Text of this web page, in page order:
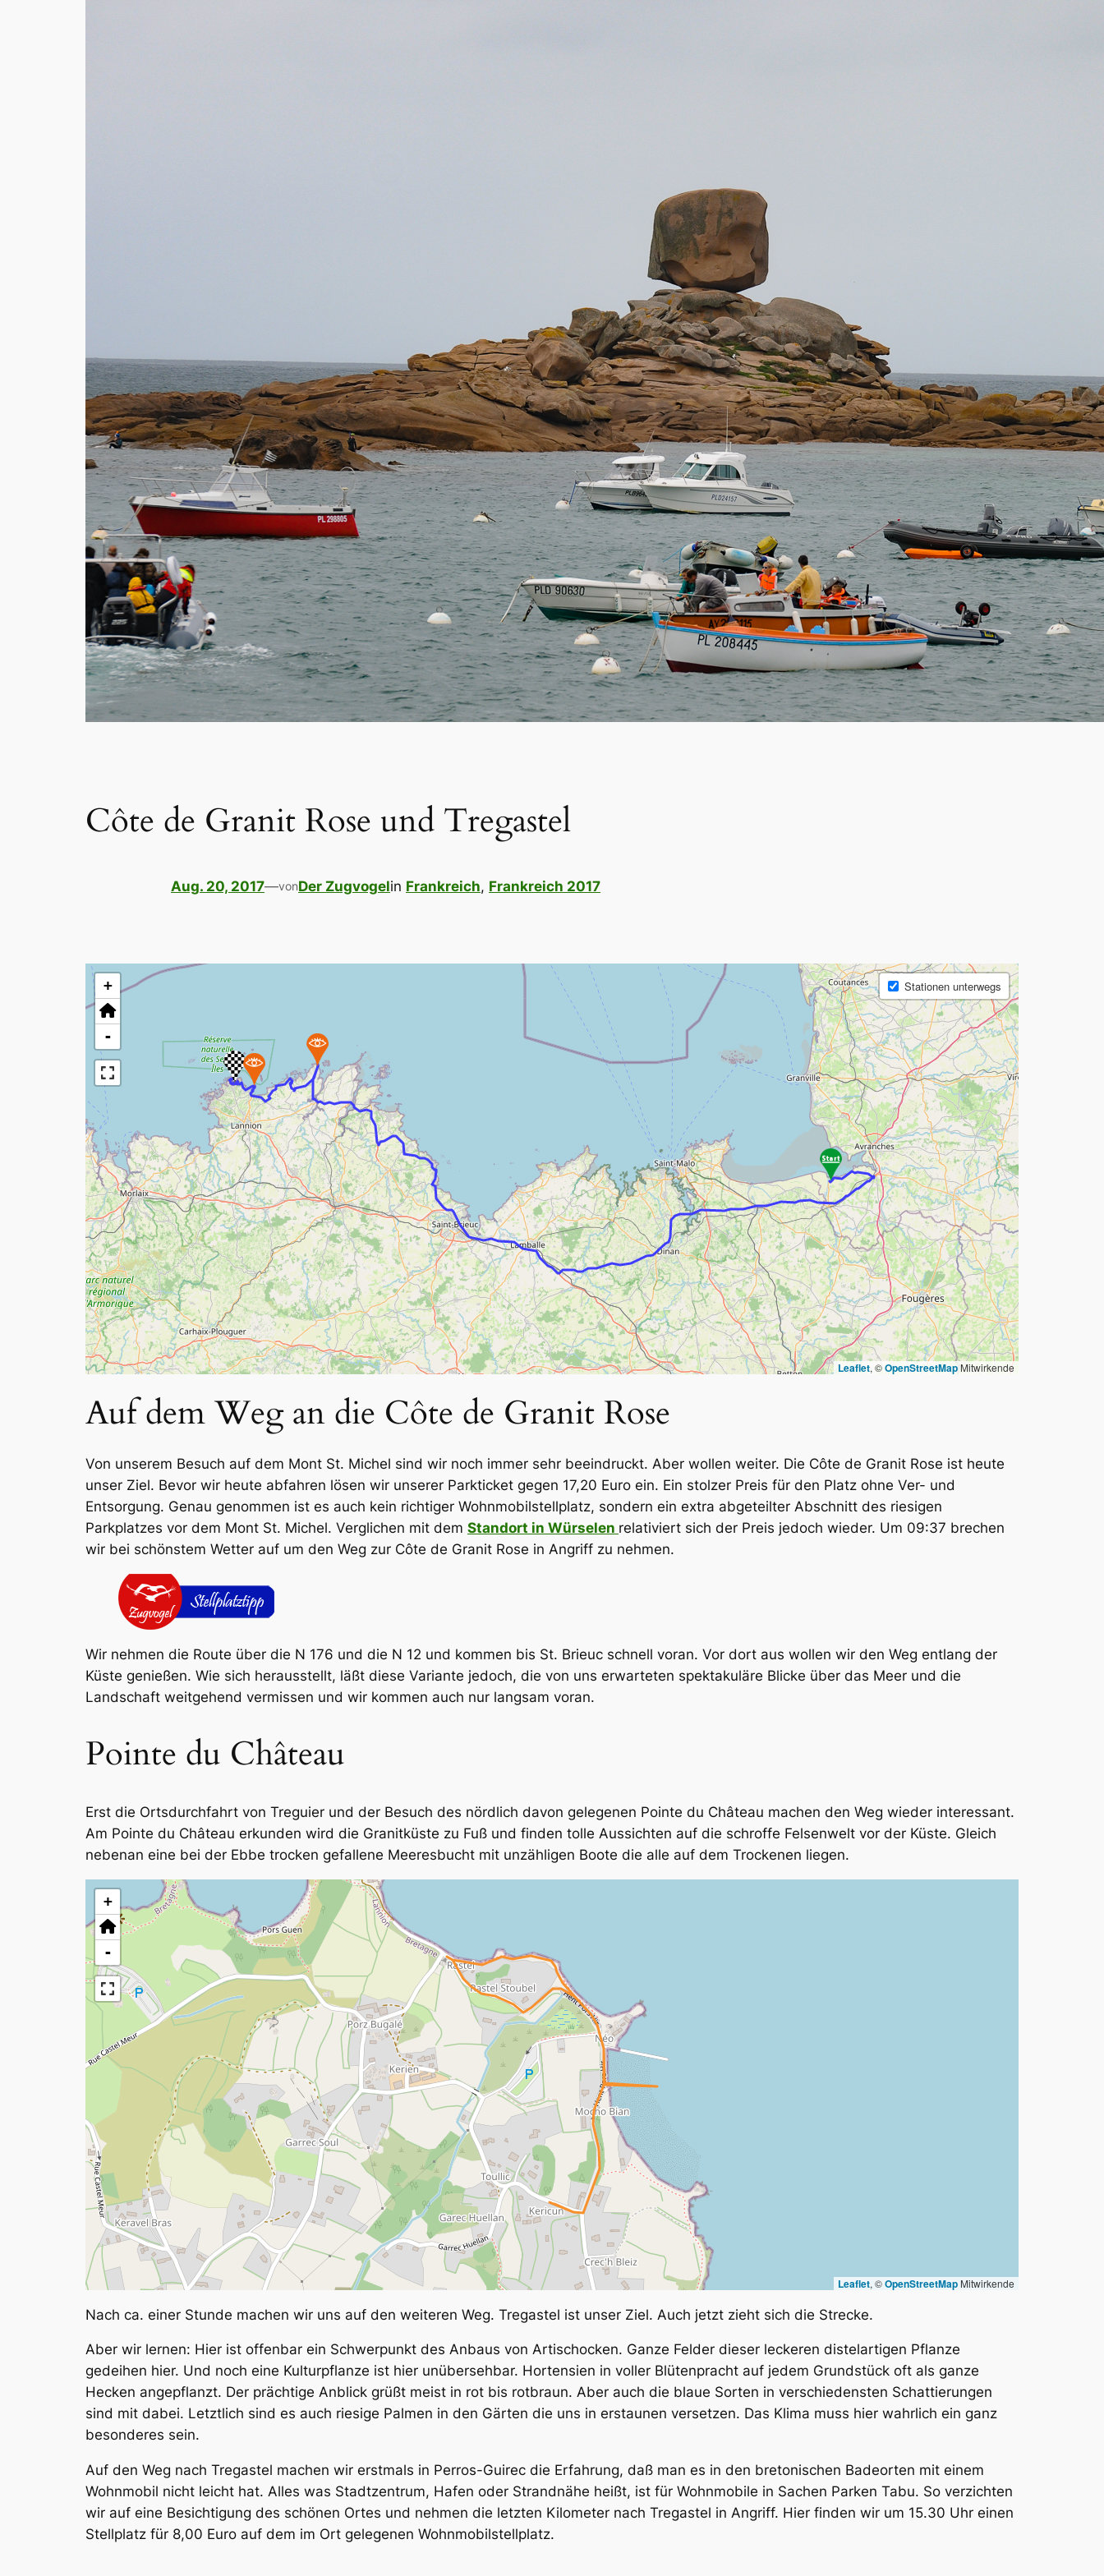
Côte de Granit Rose und Tregastel
Aug. 20, 2017—vonDer Zugvogelin Frankreich, Frankreich 2017
+
-
Stationen unterwegs
Leaflet, ©OpenStreetMapMitwirkende
Auf dem Weg an die Côte de Granit Rose
Von unserem Besuch auf dem Mont St. Michel sind wir noch immer sehr beeindruckt. Aber wollen weiter. Die Côte de Granit Rose ist heute
unser Ziel. Bevor wir heute abfahren lösen wir unserer Parkticket gegen 17,20 Euro ein. Ein stolzer Preis für den Platz ohne Ver- und
Entsorgung. Genau genommen ist es auch kein richtiger Wohnmobilstellplatz, sondern ein extra abgeteilter Abschnitt des riesigen
Parkplatzes vor dem Mont St. Michel. Verglichen mit dem Standort in Würselen relativiert sich der Preis jedoch wieder. Um 09:37 brechen
wir bei schönstem Wetter auf um den Weg zur Côte de Granit Rose in Angriff zu nehmen.
Wir nehmen die Route über die N 176 und die N 12 und kommen bis St. Brieuc schnell voran. Vor dort aus wollen wir den Weg entlang der
Küste genießen. Wie sich herausstellt, läßt diese Variante jedoch, die von uns erwarteten spektakuläre Blicke über das Meer und die
Landschaft weitgehend vermissen und wir kommen auch nur langsam voran.
Pointe du Château
Erst die Ortsdurchfahrt von Treguier und der Besuch des nördlich davon gelegenen Pointe du Château machen den Weg wieder interessant.
Am Pointe du Château erkunden wird die Granitküste zu Fuß und finden tolle Aussichten auf die schroffe Felsenwelt vor der Küste. Gleich
nebenan eine bei der Ebbe trocken gefallene Meeresbucht mit unzähligen Boote die alle auf dem Trockenen liegen.
+
-
Leaflet, ©OpenStreetMap Mitwirkende
Nach ca. einer Stunde machen wir uns auf den weiteren Weg. Tregastel ist unser Ziel. Auch jetzt zieht sich die Strecke.
Aber wir lernen: Hier ist offenbar ein Schwerpunkt des Anbaus von Artischocken. Ganze Felder dieser leckeren distelartigen Pflanze
gedeihen hier. Und noch eine Kulturpflanze ist hier unübersehbar. Hortensien in voller Blütenpracht auf jedem Grundstück oft als ganze
Hecken angepflanzt. Der prächtige Anblick grüßt meist in rot bis rotbraun. Aber auch die blaue Sorten in verschiedensten Schattierungen
sind mit dabei. Letztlich sind es auch riesige Palmen in den Gärten die uns in erstaunen versetzen. Das Klima muss hier wahrlich ein ganz
besonderes sein.
Auf den Weg nach Tregastel machen wir erstmals in Perros-Guirec die Erfahrung, daß man es in den bretonischen Badeorten mit einem
Wohnmobil nicht leicht hat. Alles was Stadtzentrum, Hafen oder Strandnähe heißt, ist für Wohnmobile in Sachen Parken Tabu. So verzichten
wir auf eine Besichtigung des schönen Ortes und nehmen die letzten Kilometer nach Tregastel in Angriff. Hier finden wir um 15.30 Uhr einen
Stellplatz für 8,00 Euro auf dem im Ort gelegenen Wohnmobilstellplatz.